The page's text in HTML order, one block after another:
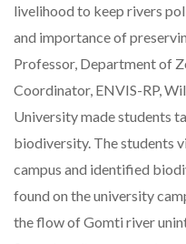
livelihood to keep rivers
and importance of
Professor, Department of
Coordinator, ENVIS-RP,
University made students
biodiversity. The students
campus and identified
found on the university
the flow of Gomti river